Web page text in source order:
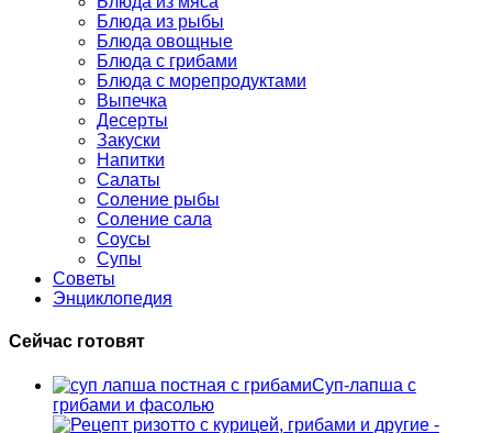
Блюда из рыбы
Блюда овощные
Блюда с грибами
Блюда с морепродуктами
Выпечка
Десерты
Закуски
Напитки
Салаты
Соление рыбы
Соление сала
Соусы
Супы
Советы
Энциклопедия
Сейчас готовят
Суп-лапша с
грибами и фасолью